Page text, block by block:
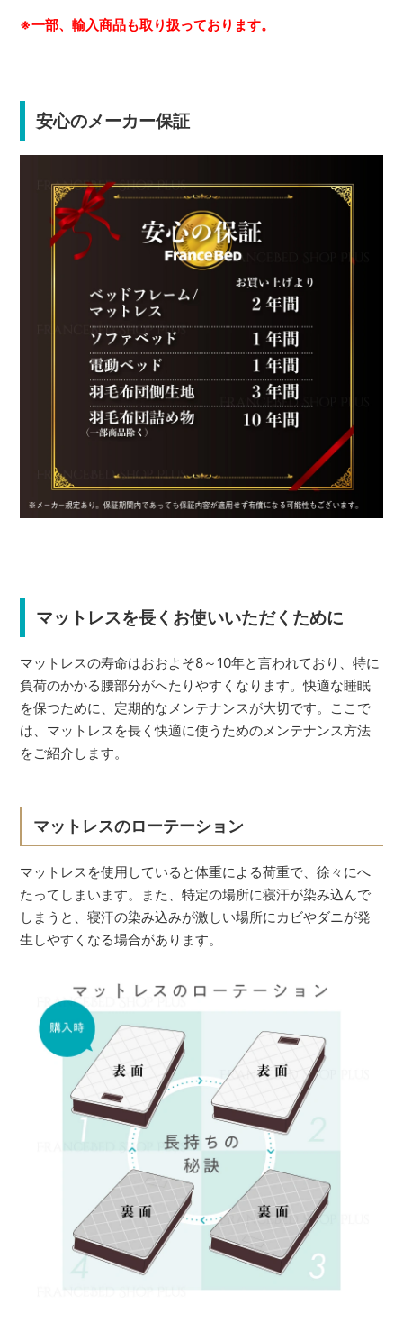
※一部、輸入商品も取り扱っております。
安心のメーカー保証
マットレスを長くお使いいただくために
マットレスの寿命はおおよそ8～10年と言われており、特に
負荷のかかる腰部分がへたりやすくなります。快適な睡眠
を保つために、定期的なメンテナンスが大切です。ここで
は、マットレスを長く快適に使うためのメンテナンス方法
をご紹介します。
マットレスのローテーション
マットレスを使用していると体重による荷重で、徐々にへ
たってしまいます。また、特定の場所に寝汗が染み込んで
しまうと、寝汗の染み込みが激しい場所にカビやダニが発
生しやすくなる場合があります。